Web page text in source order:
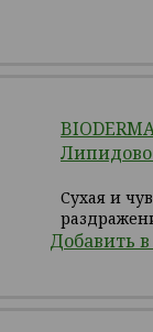
Сухая и
Добавить